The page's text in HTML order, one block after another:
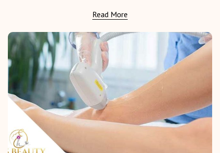
Read More